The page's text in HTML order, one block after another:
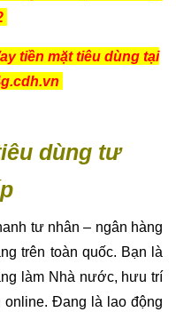
tư nhân – ngân hàng
trên toàn quốc. Bạn là
có việc làm… Miễn là
tôi không phân biệt
phần dân tộc, tôn giáo.
tạm trú (có giấy tạm trú)
thế chấp bên em ạ.